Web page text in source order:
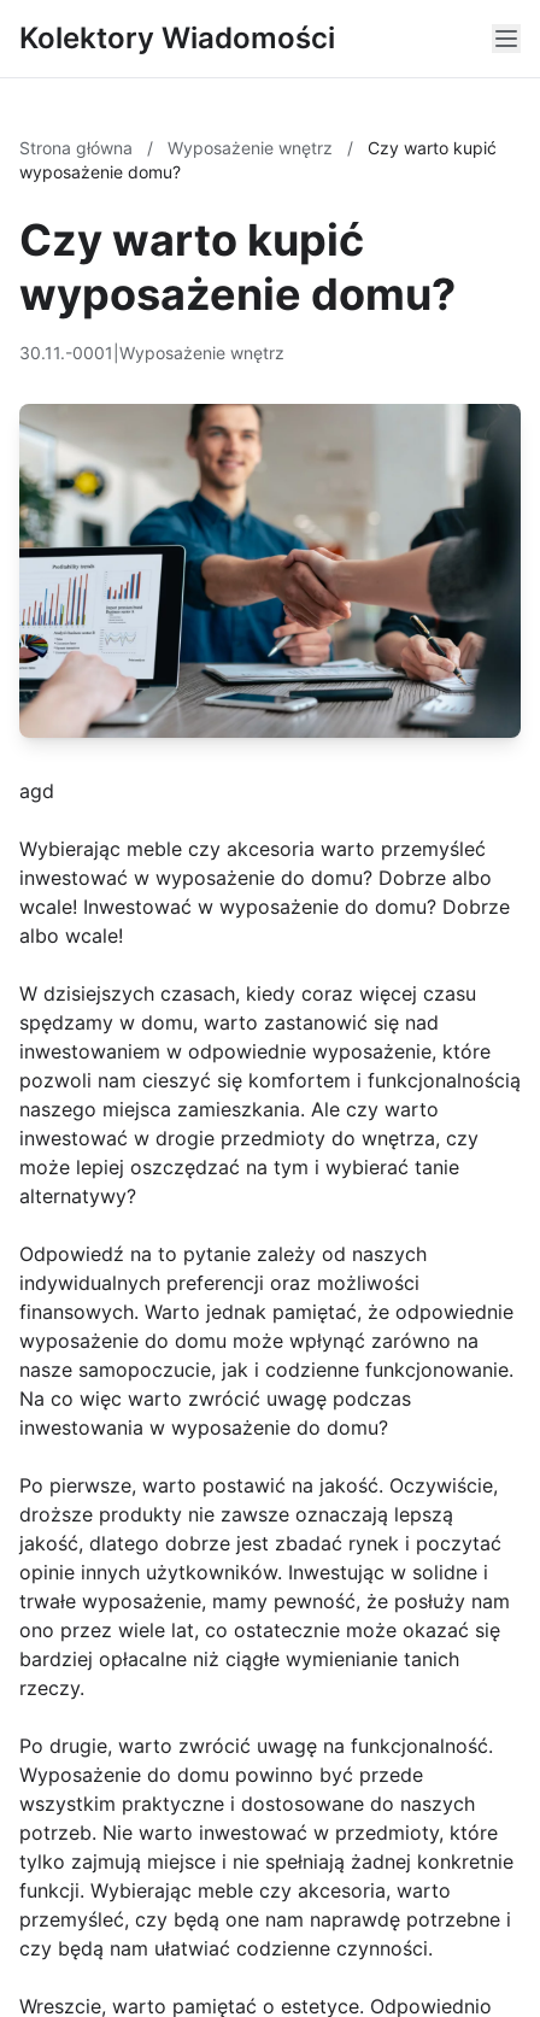
Kolektory Wiadomości
Strona główna / Wyposażenie wnętrz /
Czy warto kupić
wyposażenie domu?
Czy warto kupić
wyposażenie domu?
30.11.-0001 Wyposażenie wnętrz
agd
Wybierając meble czy akcesoria warto przemyśleć
inwestować w wyposażenie do domu? Dobrze albo
wcale! Inwestować w wyposażenie do domu? Dobrze
albo wcale!
W dzisiejszych czasach, kiedy coraz więcej czasu
spędzamy w domu, warto zastanowić się nad
inwestowaniem w odpowiednie wyposażenie, które
pozwoli nam cieszyć się komfortem i funkcjonalnością
naszego miejsca zamieszkania. Ale czy warto
inwestować w drogie przedmioty do wnętrza, czy
może lepiej oszczędzać na tym i wybierać tanie
alternatywy?
Odpowiedź na to pytanie zależy od naszych
indywidualnych preferencji oraz możliwości
finansowych. Warto jednak pamiętać, że odpowiednie
wyposażenie do domu może wpłynąć zarówno na
nasze samopoczucie, jak i codzienne funkcjonowanie.
Na co więc warto zwrócić uwagę podczas
inwestowania w wyposażenie do domu?
Po pierwsze, warto postawić na jakość. Oczywiście,
droższe produkty nie zawsze oznaczają lepszą
jakość, dlatego dobrze jest zbadać rynek i poczytać
opinie innych użytkowników. Inwestując w solidne i
trwałe wyposażenie, mamy pewność, że posłuży nam
ono przez wiele lat, co ostatecznie może okazać się
bardziej opłacalne niż ciągłe wymienianie tanich
rzeczy.
Po drugie, warto zwrócić uwagę na funkcjonalność.
Wyposażenie do domu powinno być przede
wszystkim praktyczne i dostosowane do naszych
potrzeb. Nie warto inwestować w przedmioty, które
tylko zajmują miejsce i nie spełniają żadnej konkretnie
funkcji. Wybierając meble czy akcesoria, warto
przemyśleć, czy będą one nam naprawdę potrzebne i
czy będą nam ułatwiać codzienne czynności.
Wreszcie, warto pamiętać o estetyce. Odpowiednio